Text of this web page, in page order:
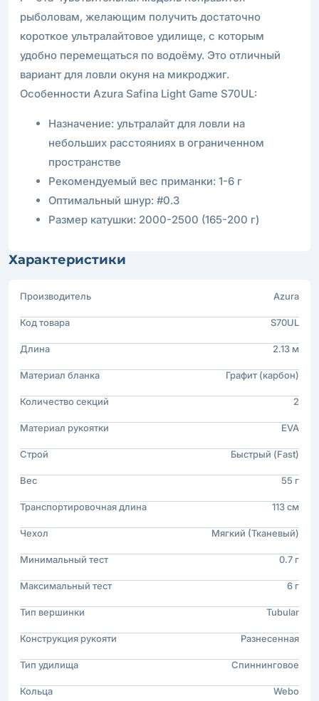
рыболовам, желающим получить достаточно
короткое ультралайтовое удилище, с которым
удобно перемещаться по водоёму. Это отличный
вариант для ловли окуня на микроджиг.
Особенности Azura Safina Light Game S70UL:
Назначение: ультралайт для ловли на
небольших расстояниях в ограниченном
пространстве
Рекомендуемый вес приманки: 1-6 г
Оптимальный шнур: #0.3
Размер катушки: 2000-2500 (165-200 г)
Характеристики
Производитель Azura
Код товара S70UL
Длина 2.13 м
Материал бланка Графит (карбон)
Количество секций 2
Материал рукоятки EVA
Строй Быстрый (Fast)
Вес 55 г
Транспортировочная длина 113 см
Чехол Мягкий (Тканевый)
Минимальный тест 0.7 г
Максимальный тест 6 г
Тип вершинки Tubular
Конструкция рукояти Разнесенная
Тип удилища Спиннинговое
Кольца Webo